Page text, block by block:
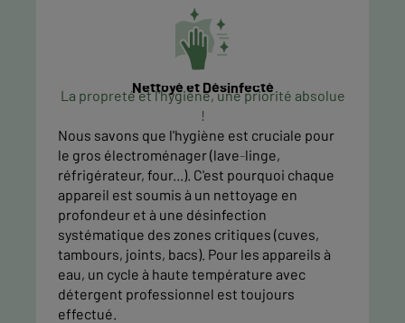
Nettoyé et Désinfecté
La propreté et l'hygiène, une priorité absolue
!
Nous savons que l'hygiène est cruciale pour
le gros électroménager (lave-linge,
réfrigérateur, four...). C'est pourquoi chaque
appareil est soumis à un nettoyage en
profondeur et à une désinfection
systématique des zones critiques (cuves,
tambours, joints, bacs). Pour les appareils à
eau, un cycle à haute température avec
détergent professionnel est toujours
effectué.